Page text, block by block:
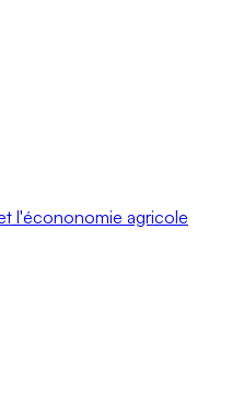
l'écononomie agricole